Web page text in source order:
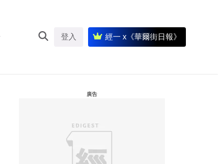
登入 經一 x《華爾街日報》
廣告